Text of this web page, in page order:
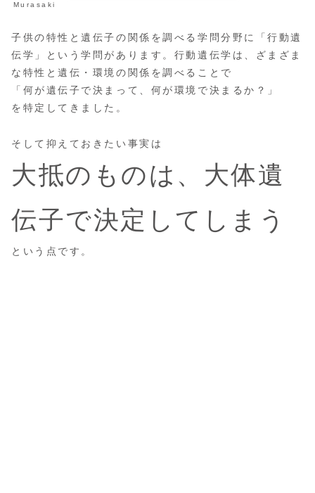
Murasaki
子供の特性と遺伝子の関係を調べる学問分野に「行動遺
伝学」という学問があります。行動遺伝学は、ざまざま
な特性と遺伝・環境の関係を調べることで
「何が遺伝子で決まって、何が環境で決まるか？」
を特定してきました。
そして抑えておきたい事実は
大抵のものは、大体遺
伝子で決定してしまう
という点です。